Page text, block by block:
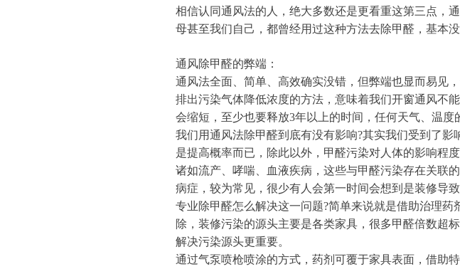
相信认同通风法的人，绝大多数还是更看重这第三点，
母甚至我们自己，都曾经用过这种方法去除甲醛，基本
通风除甲醛的弊端：
通风法全面、简单、高效确实没错，但弊端也显而易见
排出污染气体降低浓度的方法，意味着我们开窗通风不
会缩短，至少也要释放3年以上的时间，任何天气、温
我们用通风法除甲醛到底有没有影响?其实我们受到了
是提高概率而已，除此以外，甲醛污染对人体的影响程
诸如流产、哮喘、血液疾病，这些与甲醛污染存在关联
病症，较为常见，很少有人会第一时间会想到是装修导致
专业除甲醛怎么解决这一问题?简单来说就是借助治理
除，装修污染的源头主要是各类家具，很多甲醛倍数超
解决污染源头更重要。
通过气泵喷枪喷涂的方式，药剂可覆于家具表面，借助